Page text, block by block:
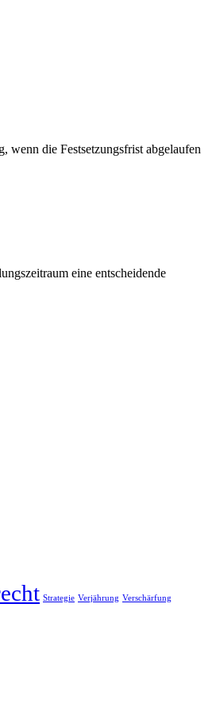
wenn die Festsetzungsfrist abgelaufen
eine entscheidende
Strategie Verjährung Verschärfung